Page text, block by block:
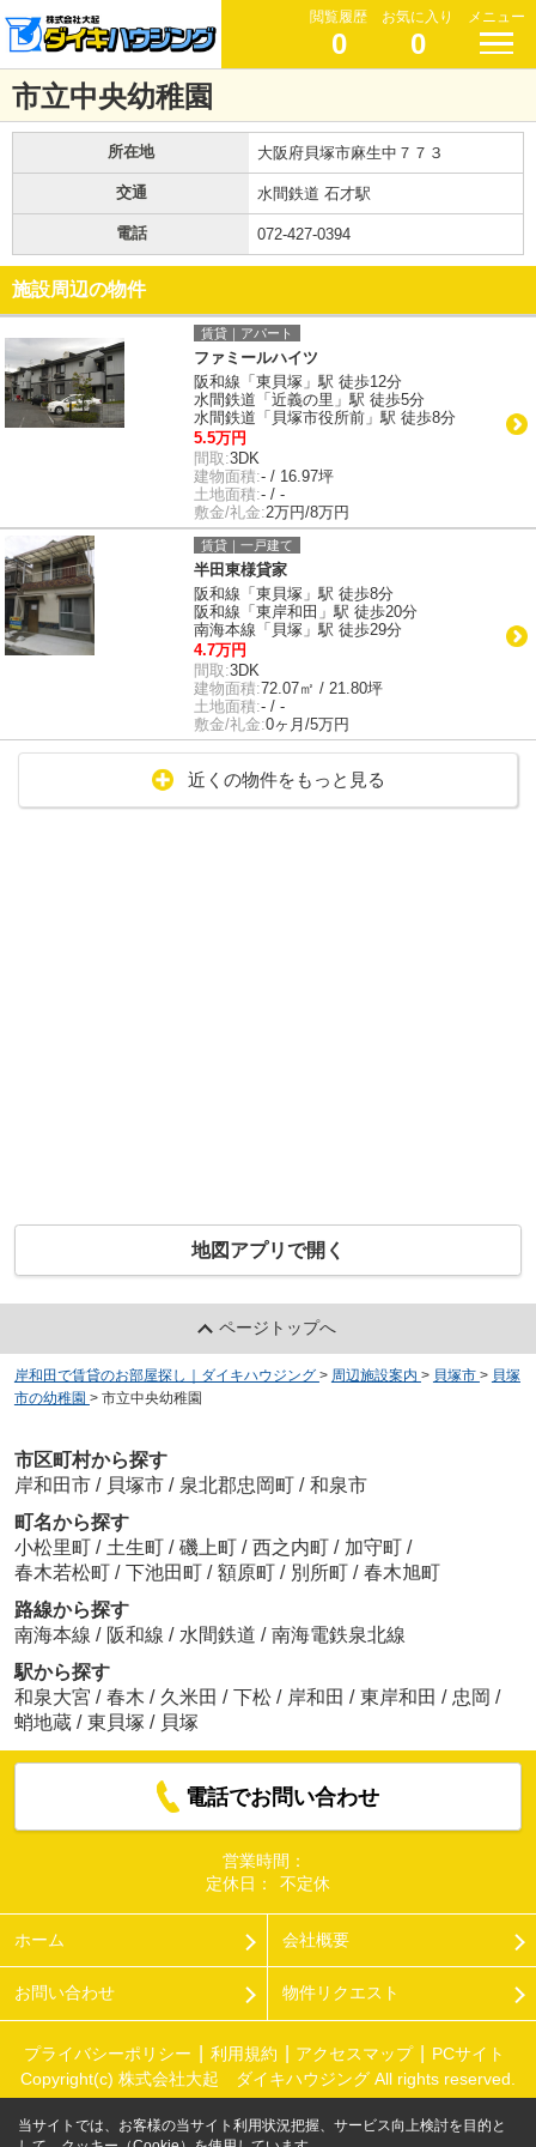
閲覧履歴
0
お気に入り
0
メニュー
市立中央幼稚園
所在地 大阪府貝塚市麻生中７７３
交通 水間鉄道 石才駅
電話 072-427-0394
施設周辺の物件
賃貸｜アパート
ファミールハイツ
阪和線「東貝塚」駅 徒歩12分
水間鉄道「近義の里」駅 徒歩5分
水間鉄道「貝塚市役所前」駅 徒歩8分
5.5万円
間取:3DK
建物面積:- / 16.97坪
土地面積:- / -
敷金/礼金:2万円/8万円
賃貸｜一戸建て
半田東様貸家
阪和線「東貝塚」駅 徒歩8分
阪和線「東岸和田」駅 徒歩20分
南海本線「貝塚」駅 徒歩29分
4.7万円
間取:3DK
建物面積:72.07㎡ / 21.80坪
土地面積:- / -
敷金/礼金:0ヶ月/5万円
近くの物件をもっと見る
地図アプリで開く
ページトップへ
岸和田で賃貸のお部屋探し｜ダイキハウジング > 周辺施設案内 > 貝塚市 > 貝塚
市の幼稚園 > 市立中央幼稚園
市区町村から探す
岸和田市 / 貝塚市 / 泉北郡忠岡町 / 和泉市
町名から探す
小松里町 / 土生町 / 磯上町 / 西之内町 / 加守町 /
春木若松町 / 下池田町 / 額原町 / 別所町 / 春木旭町
路線から探す
南海本線 / 阪和線 / 水間鉄道 / 南海電鉄泉北線
駅から探す
和泉大宮 / 春木 / 久米田 / 下松 / 岸和田 / 東岸和田 / 忠岡 /
蛸地蔵 / 東貝塚 / 貝塚
電話でお問い合わせ
営業時間：
定休日：
不定休
ホーム 会社概要
お問い合わせ 物件リクエスト
プライバシーポリシー 利用規約 アクセスマップ
PCサイト
Copyright(c) 株式会社大起 ダイキハウジング All rights reserved.
当サイトでは、お客様の当サイト利用状況把握、サービス向上検討を目的と